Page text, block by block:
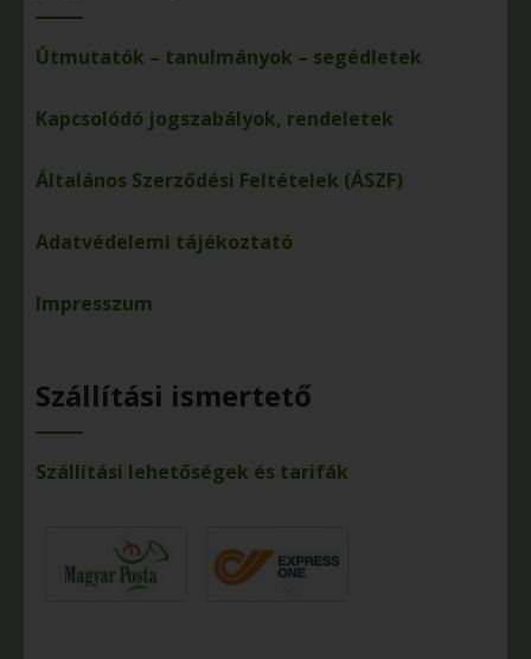
Útmutatók – tanulmányok – segédletek
Kapcsolódó jogszabályok, rendeletek
Általános Szerződési Feltételek (ÁSZF)
Adatvédelemi tájékoztató
Impresszum
Szállítási ismertető
Szállítási lehetőségek és tarifák